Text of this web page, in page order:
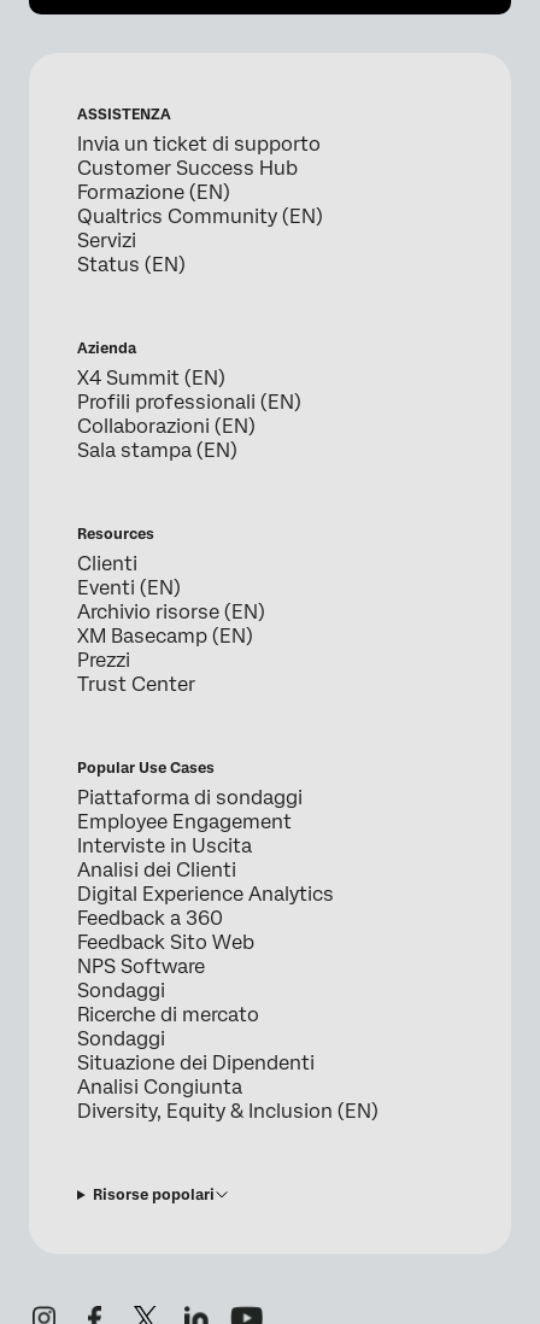
ASSISTENZA
Invia un ticket di supporto
Customer Success Hub
Formazione (EN)
Qualtrics Community (EN)
Servizi
Status (EN)
Azienda
X4 Summit (EN)
Profili professionali (EN)
Collaborazioni (EN)
Sala stampa (EN)
Resources
Clienti
Eventi (EN)
Archivio risorse (EN)
XM Basecamp (EN)
Prezzi
Trust Center
Popular Use Cases
Piattaforma di sondaggi
Employee Engagement
Interviste in Uscita
Analisi dei Clienti
Digital Experience Analytics
Feedback a 360
Feedback Sito Web
NPS Software
Sondaggi
Ricerche di mercato
Sondaggi
Situazione dei Dipendenti
Analisi Congiunta
Diversity, Equity & Inclusion (EN)
Risorse popolari